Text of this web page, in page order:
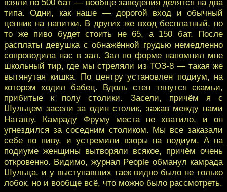
типа. Одни, как наше — дорогой вход и обычный
ценник на напитки. В других же вход бесплатный, но
то же пиво будет стоить не 65, а 150 бат. После
расплаты девушка с обнажённой грудью немедленно
сопроводила нас в зал. Зал по форме напомнил мне
школьный тир, где мы стреляли из ТОЗ-8 — такая же
вытянутая кишка. По центру установлен подиум, на
котором ходил бабец. Вдоль стен тянутся скамьи,
прибитые к полу столики. Засели, причём я с
Шульцем засели за один столик, зажав между нами
Наташу. Камраду Фруму места не хватило, и он
угнездился за соседним столиком. Мы все заказали
себе по пиву, и устремили взоры на подиум. А на
подиуме женщины вытворяли всякое, причём очень
откровенно. Видимо, журнал People обманул камрада
Шульца, и у выступавших таек видно было не только
лобок, но и вообще всё, что можно было рассмотреть.